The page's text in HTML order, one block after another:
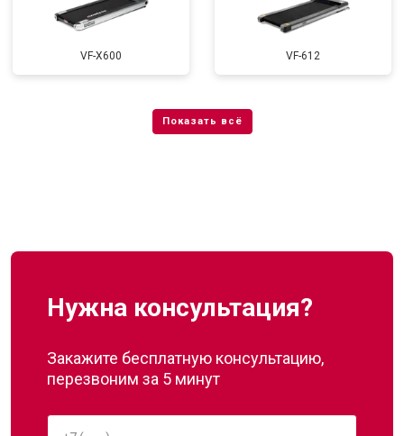
VF-X600 VF-612
Нужна консультация?
Закажите бесплатную консультацию,
перезвоним за 5 минут